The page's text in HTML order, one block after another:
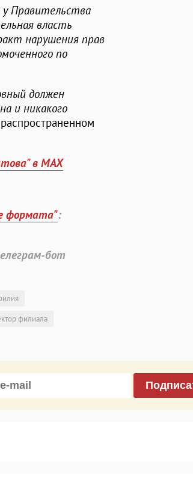
у Правительства
власть
нарушения прав
по
должен
и никакого
в MAX
формата":
бот
филиала